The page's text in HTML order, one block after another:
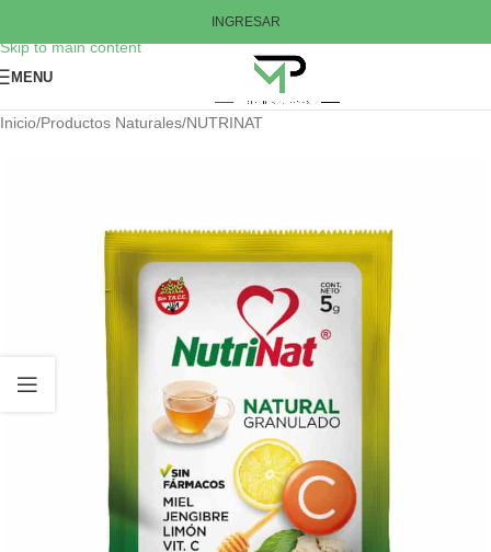
Skip to main content
INGRESAR
MENU
Inicio/Productos Naturales/NUTRINAT